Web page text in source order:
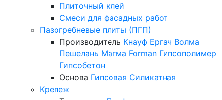
Плиточный клей
Смеси для фасадных работ
Пазогребневые плиты (ПГП)
Производитель Кнауф Ергач Волма
Пешелань Магма Forman Гипсополимер
Гипсобетон
Основа Гипсовая Силикатная
Крепеж